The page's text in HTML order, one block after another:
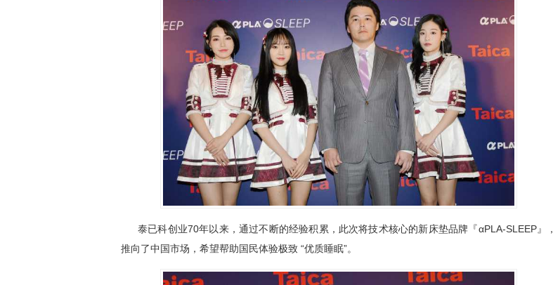
泰已科创业70年以来，通过不断的经验积累，此次将技术核心的新床垫品牌『αPLA-SLEEP』，
推向了中国市场，希望帮助国民体验极致 “优质睡眠”。